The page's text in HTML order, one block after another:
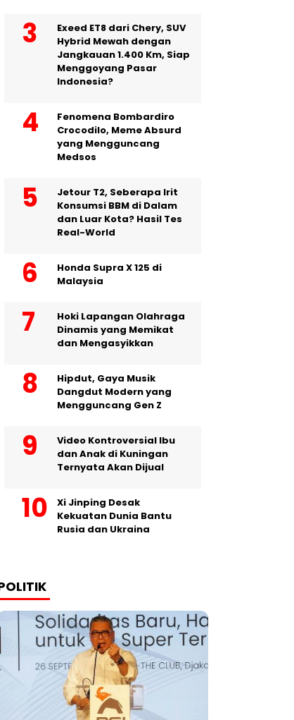
Exeed ET8 dari Chery, SUV
Hybrid Mewah dengan
Jangkauan 1.400 Km, Siap
Menggoyang Pasar
Indonesia?
Fenomena Bombardiro
Crocodilo, Meme Absurd
yang Mengguncang
Medsos
Jetour T2, Seberapa Irit
Konsumsi BBM di Dalam
dan Luar Kota? Hasil Tes
Real-World
Honda Supra X 125 di
Malaysia
Hoki Lapangan Olahraga
Dinamis yang Memikat
dan Mengasyikkan
Hipdut, Gaya Musik
Dangdut Modern yang
Mengguncang Gen Z
Video Kontroversial Ibu
dan Anak di Kuningan
Ternyata Akan Dijual
Xi Jinping Desak
Kekuatan Dunia Bantu
Rusia dan Ukraina